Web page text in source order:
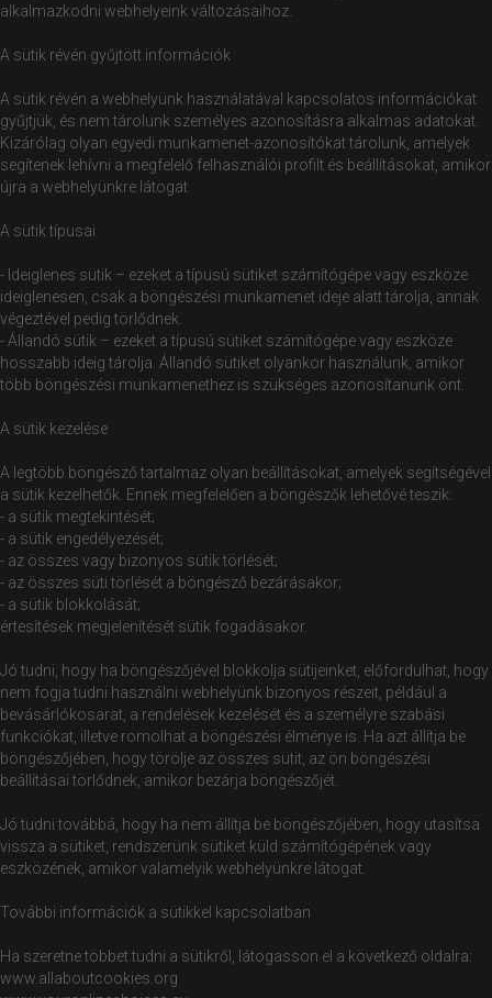
alkalmazkodni webhelyeink változásaihoz.
A sütik révén gyűjtött információk
A sütik révén a webhelyünk használatával kapcsolatos információkat
gyűjtjük, és nem tárolunk személyes azonosításra alkalmas adatokat.
Kizárólag olyan egyedi munkamenet-azonosítókat tárolunk, amelyek
segítenek lehívni a megfelelő felhasználói profilt és beállításokat, amikor
újra a webhelyünkre látogat.
A sütik típusai
- Ideiglenes sütik – ezeket a típusú sütiket számítógépe vagy eszköze
ideiglenesen, csak a böngészési munkamenet ideje alatt tárolja, annak
végeztével pedig törlődnek.
- Állandó sütik – ezeket a típusú sütiket számítógépe vagy eszköze
hosszabb ideig tárolja. Állandó sütiket olyankor használunk, amikor
több böngészési munkamenethez is szükséges azonosítanunk önt.
A sütik kezelése
A legtöbb böngésző tartalmaz olyan beállításokat, amelyek segítségével
a sütik kezelhetők. Ennek megfelelően a böngészők lehetővé teszik:
- a sütik megtekintését;
- a sütik engedélyezését;
- az összes vagy bizonyos sütik törlését;
- az összes süti törlését a böngésző bezárásakor;
- a sütik blokkolását;
értesítések megjelenítését sütik fogadásakor.
Jó tudni, hogy ha böngészőjével blokkolja sütijeinket, előfordulhat, hogy
nem fogja tudni használni webhelyünk bizonyos részeit, például a
bevásárlókosarat, a rendelések kezelését és a személyre szabási
funkciókat, illetve romolhat a böngészési élménye is. Ha azt állítja be
böngészőjében, hogy törölje az összes sütit, az ön böngészési
beállításai törlődnek, amikor bezárja böngészőjét.
Jó tudni továbbá, hogy ha nem állítja be böngészőjében, hogy utasítsa
vissza a sütiket, rendszerünk sütiket küld számítógépének vagy
eszközének, amikor valamelyik webhelyünkre látogat.
További információk a sütikkel kapcsolatban
Ha szeretne többet tudni a sütikről, látogasson el a következő oldalra:
www.allaboutcookies.org